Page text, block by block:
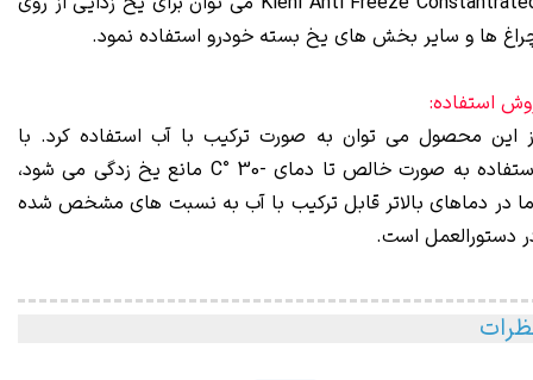
ها و سایر بخش‌ های یخ بسته خودرو استفاده نمود.
استفاده:
این محصول می‌ توان به صورت ترکیب با آب استفاده کرد. با
استفاده به صورت خالص تا دمای -30 °C مانع یخ‌ زدگی می‌ شود،
در دماهای بالاتر قابل ترکیب با آب به نسبت‌ های مشخص شده
دستورالعمل است.